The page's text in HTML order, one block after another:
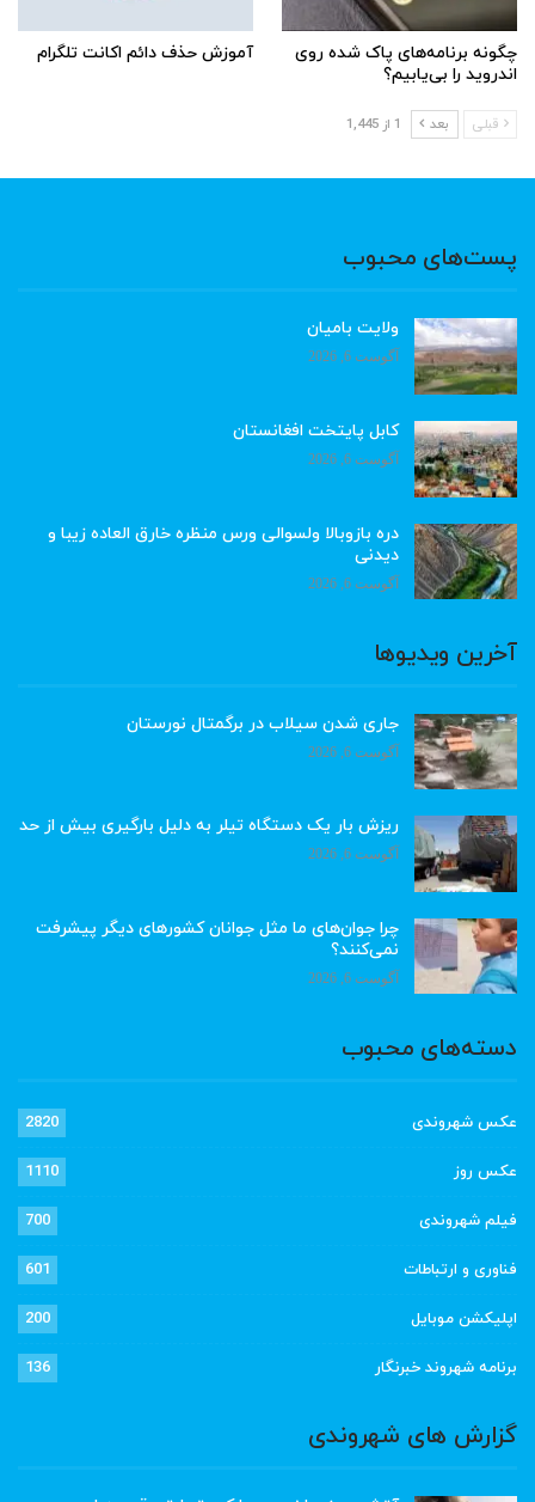
چگونه برنامه‌های پاک شده روی
اندروید را بی‌یابیم؟
آموزش حذف دائم اکانت تلگرام
قبلی بعد 1 از 1,445
پست‌های محبوب
ولایت بامیان
آگوست 6, 2026
کابل پایتخت افغانستان
آگوست 6, 2026
دره بازوبالا ولسوالی ورس منظره خارق العاده زیبا و
دیدنی
آگوست 6, 2026
آخرین ویدیوها
جاری شدن سیلاب در برگمتال نورستان
آگوست 6, 2026
ریزش بار یک دستگاه تیلر به دلیل بارگیری بیش از حد
آگوست 6, 2026
چرا جوان‌های ما مثل جوانان کشورهای دیگر پیشرفت
نمی‌کنند؟
آگوست 6, 2026
دسته‌های محبوب
عکس شهروندی 2820
عکس روز 1110
فیلم شهروندی 700
فناوری و ارتباطات 601
اپلیکشن موبایل 200
برنامه شهروند خبرنگار 136
گزارش های شهروندی